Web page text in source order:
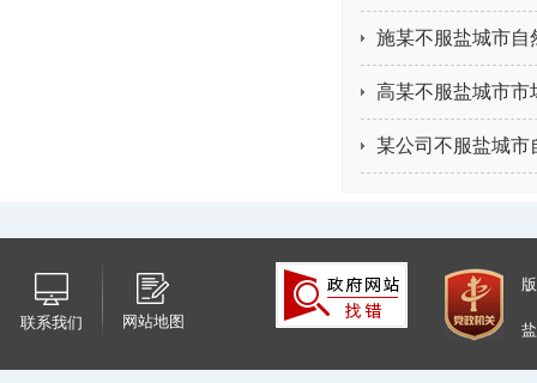
施某不服盐城市自
高某不服盐城市市
某公司不服盐城市
联系我们 网站地图